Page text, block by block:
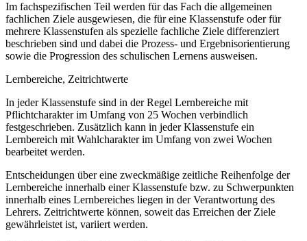
Im fachspezifischen Teil werden für das Fach die allgemeinen
fachlichen Ziele ausgewiesen, die für eine Klassenstufe oder für
mehrere Klassenstufen als spezielle fachliche Ziele differenziert
beschrieben sind und dabei die Prozess- und Ergebnisorientierung
sowie die Progression des schulischen Lernens ausweisen.
Lernbereiche, Zeitrichtwerte
In jeder Klassenstufe sind in der Regel Lernbereiche mit
Pflichtcharakter im Umfang von 25 Wochen verbindlich
festgeschrieben. Zusätzlich kann in jeder Klassenstufe ein
Lernbereich mit Wahlcharakter im Umfang von zwei Wochen
bearbeitet werden.
Entscheidungen über eine zweckmäßige zeitliche Reihenfolge der
Lernbereiche innerhalb einer Klassenstufe bzw. zu Schwerpunkten
innerhalb eines Lernbereiches liegen in der Verantwortung des
Lehrers. Zeitrichtwerte können, soweit das Erreichen der Ziele
gewährleistet ist, variiert werden.